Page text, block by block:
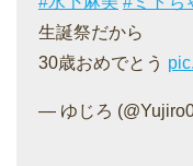
生誕祭だから
30歳おめでとう
— ゆじろ